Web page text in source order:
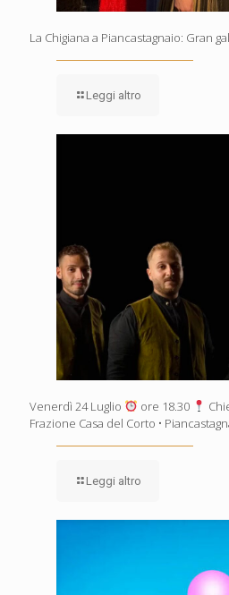
La Chigiana a Piancastagnaio: Gran
Leggi altro
Venerdì 24 Luglio ore 18.30
Frazione Casa del Corto •
Leggi altro